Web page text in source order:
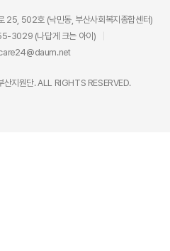
25, 502호 (낙민동, 부산사회복지종합센터)
3029 (나답게 크는 아이)
지원단. ALL RIGHTS RESERVED.